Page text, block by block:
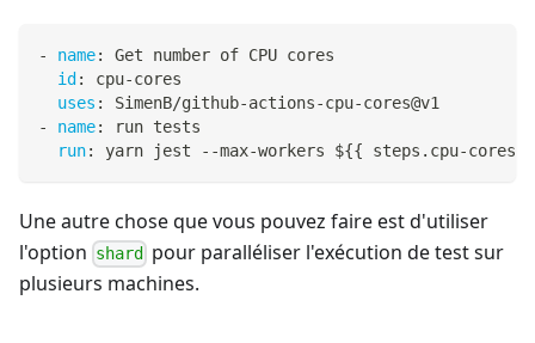
- name:
Get number of CPU cores
id : cpu-cores
uses : SimenB/github-actions-cpu-cores@v1
-
name:
run tests
run: yarn jest - -max-workers ${{ steps.cpu-
Une autre chose que vous pouvez faire est d'utiliser
l'option shard
pour paralléliser l'exécution de test sur
plusieurs machines.